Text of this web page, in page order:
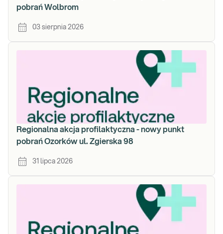
pobrań Wolbrom
03 sierpnia 2026
Regionalna akcja profilaktyczna - nowy punkt
pobrań Ozorków ul. Zgierska 98
31 lipca 2026